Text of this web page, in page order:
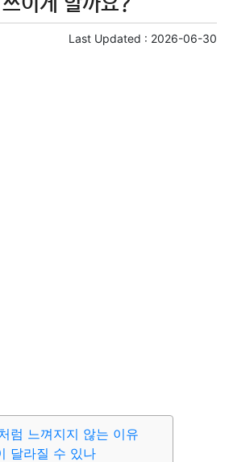
Last Updated : 2026-06-30
럼 느껴지지 않는 이유
달라질 수 있나